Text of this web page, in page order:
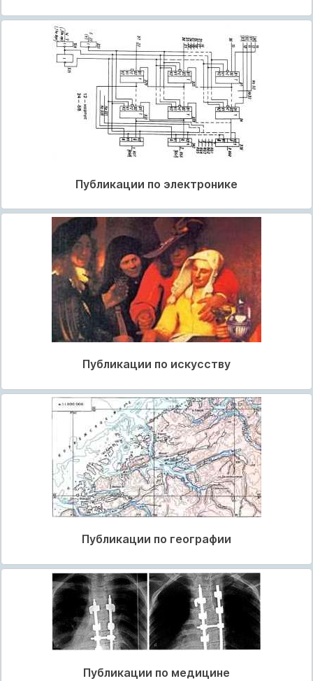
Публикации по электронике
Публикации по искусству
Публикации по географии
Публикации по медицине